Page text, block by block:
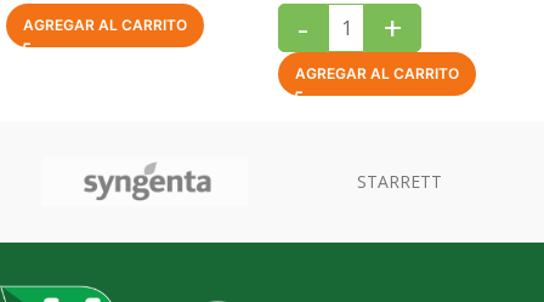
AGREGAR AL CARRITO - +
AGREGAR AL CARRITO